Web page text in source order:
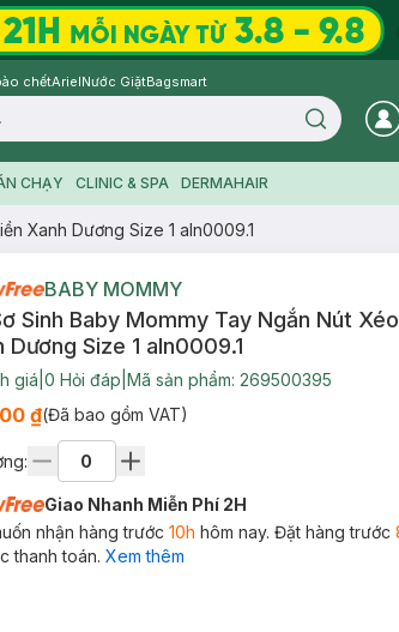
chếtArielNước GiặtBagsmart
Search icon
CHẠY CLINIC & SPA DERMAHAIR
Xanh Dương Size 1 aln0009.1
BABY MOMMY
Sinh Baby Mommy Tay Ngắn Nút
Dương Size 1 aln0009.1
giá 0 Hỏi đáp Mã sản phẩm: 269500395
₫(Đã bao gồm VAT)
Giao Nhanh Miễn Phí 2H
nhận hàng trước 10h hôm nay. Đặt hàng trước
thanh toán. Xem thêm